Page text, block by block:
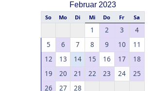
Februar 2023
So Mo Di Mi Do Fr Sa
1 2 3
4
5
6 7 8 9 10
11
12
13 14 15 16 17
18
19
20 21 22 23 24
25
26
27 28